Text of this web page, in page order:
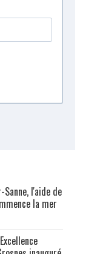
l'aide de
la mer